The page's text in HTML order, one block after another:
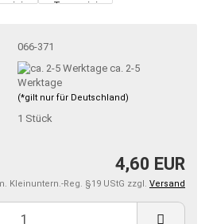
066-371
ca. 2-5
Werktage
(*gilt nur für Deutschland)
1 Stück
4,60 EUR
Kleinuntern.-Reg. §19 UStG zzgl. Versand